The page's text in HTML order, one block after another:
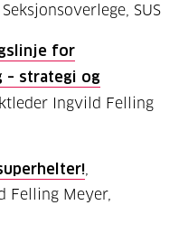
SUS
for
– strategi og
Ingvild Felling
,
Felling Meyer,